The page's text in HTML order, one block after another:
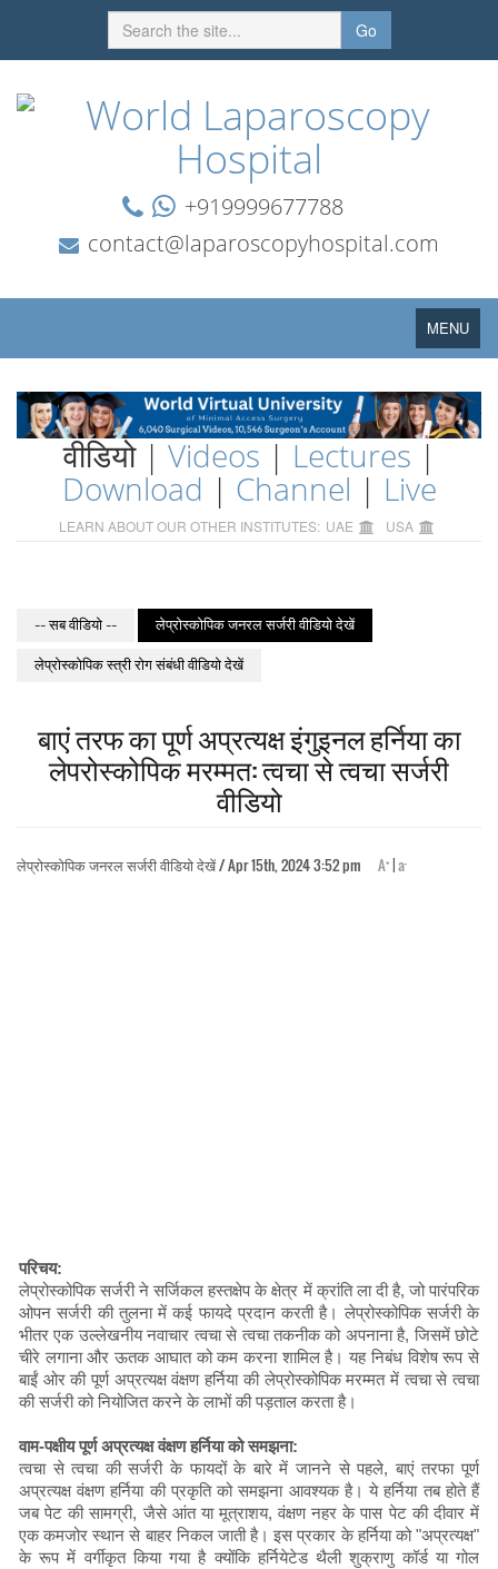
Go
+919999677788
contact@laparoscopyhospital.com
Toggle
navigation
MENU
वीडियो | Videos | Lectures |
Download | Channel | Live
LEARN ABOUT OUR OTHER INSTITUTES: UAE USA
-- सब वीडियो -- लेप्रोस्कोपिक जनरल सर्जरी वीडियो देखें
लेप्रोस्कोपिक स्त्री रोग संबंधी वीडियो देखें
बाएं तरफ का पूर्ण अप्रत्यक्ष इंगुइनल हर्निया का
लेपरोस्कोपिक मरम्मत: त्वचा से त्वचा सर्जरी
वीडियो
लेप्रोस्कोपिक जनरल सर्जरी वीडियो देखें / Apr 15th, 2024 3:52 pm A+ |a-
परिचय:
लेप्रोस्कोपिक सर्जरी ने सर्जिकल हस्तक्षेप के क्षेत्र में क्रांति ला दी है, जो पारंपरिक
ओपन सर्जरी की तुलना में कई फायदे प्रदान करती है। लेप्रोस्कोपिक सर्जरी के
भीतर एक उल्लेखनीय नवाचार त्वचा से त्वचा तकनीक को अपनाना है, जिसमें छोटे
चीरे लगाना और ऊतक आघात को कम करना शामिल है। यह निबंध विशेष रूप से
बाईं ओर की पूर्ण अप्रत्यक्ष वंक्षण हर्निया की लेप्रोस्कोपिक मरम्मत में त्वचा से त्वचा
की सर्जरी को नियोजित करने के लाभों की पड़ताल करता है।
वाम-पक्षीय पूर्ण अप्रत्यक्ष वंक्षण हर्निया को समझना:
त्वचा से त्वचा की सर्जरी के फायदों के बारे में जानने से पहले, बाएं तरफा पूर्ण
अप्रत्यक्ष वंक्षण हर्निया की प्रकृति को समझना आवश्यक है। ये हर्निया तब होते हैं
जब पेट की सामग्री, जैसे आंत या मूत्राशय, वंक्षण नहर के पास पेट की दीवार में
एक कमजोर स्थान से बाहर निकल जाती है। इस प्रकार के हर्निया को "अप्रत्यक्ष"
के रूप में वर्गीकृत किया गया है क्योंकि हर्नियेटेड थैली शुक्राणु कॉर्ड या गोल